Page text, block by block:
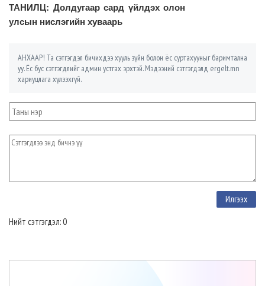
ТАНИЛЦ: Долдугаар сард үйлдэх олон
улсын нислэгийн хуваарь
АНХААР! Та сэтгэгдэл бичихдээ хууль зүйн болон ёс суртахууныг баримтална
уу. Ёс бус сэтгэгдлийг админ устгах эрхтэй. Мэдээний сэтгэгдэлд ergelt.mn
хариуцлага хүлээхгүй.
Нийт сэтгэгдэл: 0